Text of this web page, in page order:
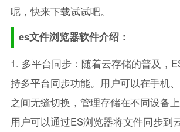
呢，快来下载试试吧。
es文件浏览器软件介绍：
1. 多平台同步：随着云存储的普及，
持多平台同步功能。用户可以在手机
之间无缝切换，管理存储在不同设备
用户可以通过ES浏览器将文件同步到